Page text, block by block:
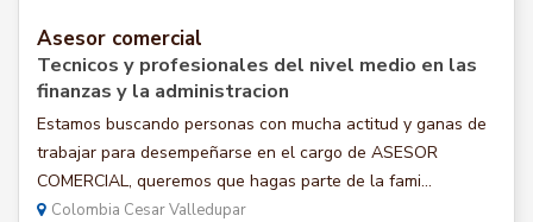
Asesor comercial
Tecnicos y profesionales del nivel medio en las
finanzas y la administracion
Estamos buscando personas con mucha actitud y ganas de
trabajar para desempeñarse en el cargo de ASESOR
COMERCIAL, queremos que hagas parte de la fami...
Colombia Cesar Valledupar